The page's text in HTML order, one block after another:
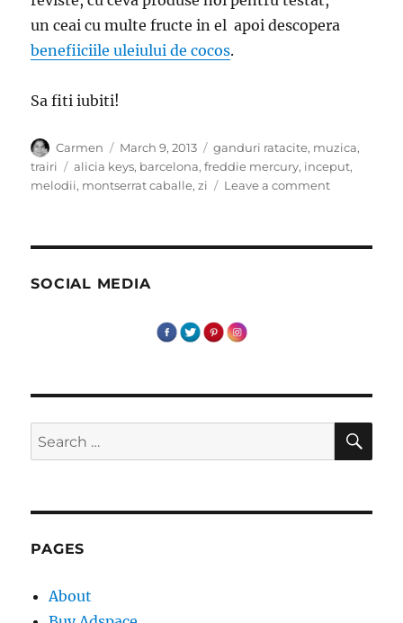
un ceai cu multe fructe in el apoi descopera
benefiiciile uleiului de cocos.
Sa fiti iubiti!
Author
Carmen
Posted
on
March 9, 2013 Categories
ganduri ratacite, muzica,
trairi
Tags
alicia keys, barcelona,freddie mercury, inceput,
melodii, montserrat caballe,zi Leave a commenton
SOCIAL MEDIA
Search
for:
PAGES
About